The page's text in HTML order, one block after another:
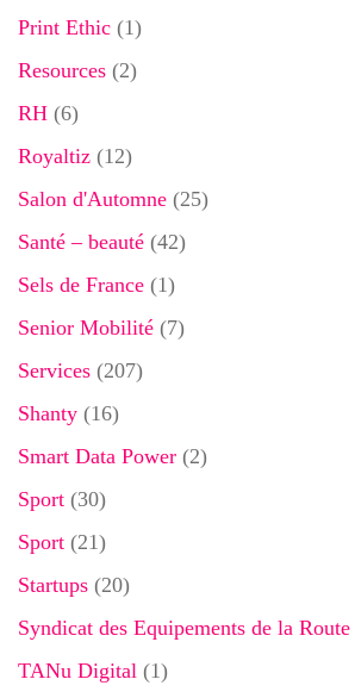
Print Ethic (1)
Resources (2)
RH (6)
Royaltiz (12)
Salon d'Automne (25)
Santé – beauté (42)
Sels de France (1)
Senior Mobilité (7)
Services (207)
Shanty (16)
Smart Data Power (2)
Sport (30)
Sport (21)
Startups (20)
Syndicat des Equipements de la Route
TANu Digital (1)